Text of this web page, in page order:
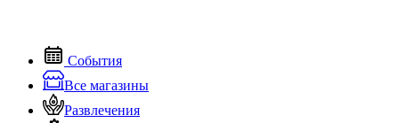
События
Все магазины
Развлечения